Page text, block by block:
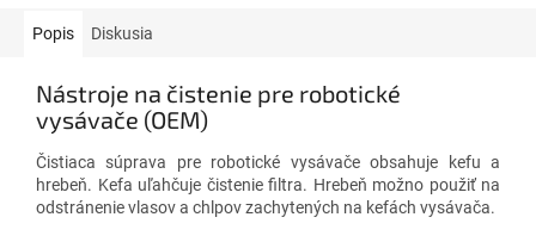
Popis Diskusia
Nástroje na čistenie pre robotické
vysávače (OEM)
Čistiaca súprava pre robotické vysávače obsahuje kefu a
hrebeň. Kefa uľahčuje čistenie filtra. Hrebeň možno použiť na
odstránenie vlasov a chlpov zachytených na kefách vysávača.